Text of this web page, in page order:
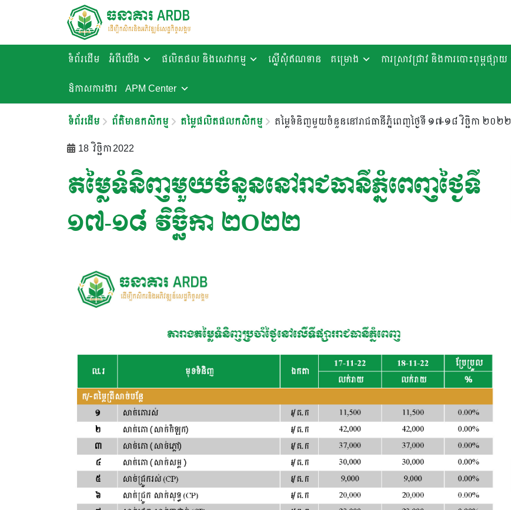
ទំព័រដើម អំពីយើង ផលិតផល និងសេវាកម្ម ស្នើសុំឥណទាន គម្រោង ការស្រាវជ្រាវ និងការបោះពុម្ពផ្សាយ
ឱកាសការងារ​ APM Center
ទំព័រដើម ព័ត៌មានកសិកម្ម តម្លៃផលិតផលកសិកម្ម តម្លៃទំនិញមួយចំនួននៅរាជធានីភ្នំពេញថ្ងៃទី ១៧-១៨ វិច្ឆិកា ២០២២
18 វិច្ឆិកា 2022
តម្លៃទំនិញមួយចំនួននៅរាជធានីភ្នំពេញថ្ងៃទី
១៧-១៨ វិច្ឆិកា ២០២២